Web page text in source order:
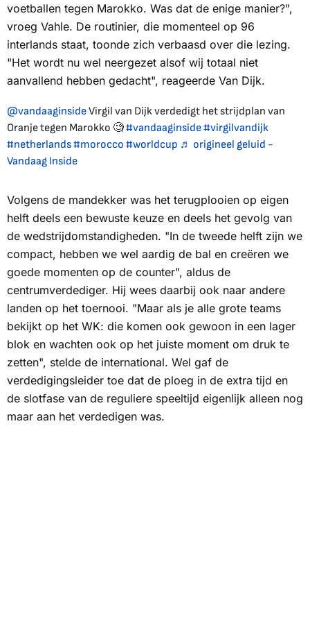
voetballen tegen Marokko. Was dat de enige manier?",
vroeg Vahle. De routinier, die momenteel op 96
interlands staat, toonde zich verbaasd over die lezing.
"Het wordt nu wel neergezet alsof wij totaal niet
aanvallend hebben gedacht", reageerde Van Dijk.
@vandaaginsideVirgil van Dijk verdedigt het strijdplan van
Oranje tegen Marokko 🧐#vandaaginside#virgilvandijk
#netherlands#morocco #worldcup ♬ origineel geluid -
Vandaag Inside
Volgens de mandekker was het terugplooien op eigen
helft deels een bewuste keuze en deels het gevolg van
de wedstrijdomstandigheden. "In de tweede helft zijn we
compact, hebben we wel aardig de bal en creëren we
goede momenten op de counter", aldus de
centrumverdediger. Hij wees daarbij ook naar andere
landen op het toernooi. "Maar als je alle grote teams
bekijkt op het WK: die komen ook gewoon in een lager
blok en wachten ook op het juiste moment om druk te
zetten", stelde de international. Wel gaf de
verdedigingsleider toe dat de ploeg in de extra tijd en
de slotfase van de reguliere speeltijd eigenlijk alleen nog
maar aan het verdedigen was.